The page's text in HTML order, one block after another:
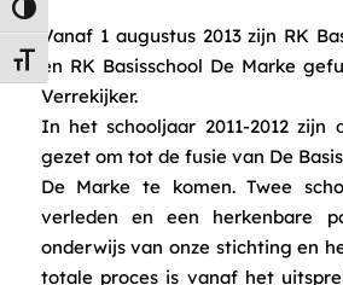
Keuze voor hoog contrast
Kies grootte van het lettertype
Vanaf 1 augustus 2013 zijn RK
en RK Basisschool De Marke
Verrekijker.
In het schooljaar 2011-2012 zijn
gezet om tot de fusie van De
De Marke te komen. Twee
verleden en een herkenbare
onderwijs van onze stichting en
totale proces is vanaf het